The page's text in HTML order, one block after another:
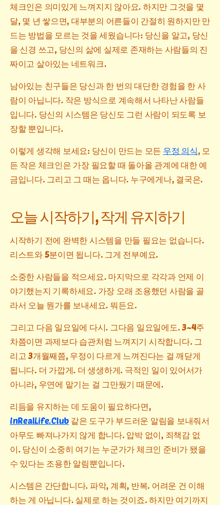
체크인은 의미있게 느껴지지 않아요. 하지만 그것을 몇
달, 몇 년 쌓으면, 대부분의 어른들이 간절히 원하지만 만
드는 방법을 모르는 것을 세웠습니다: 당신을 알고, 당신
을 신경 쓰고, 당신의 삶에 실제로 존재하는 사람들의 진
짜이고 살아있는 네트워크.
남아있는 친구들은 당신과 한 번의 대단한 경험을 한 사
람이 아닙니다. 작은 방식으로 계속해서 나타난 사람들
입니다. 당신의 시스템은 당신도 그런 사람이 되도록 보
장할 뿐입니다.
이렇게 생각해 보세요: 당신이 만드는 모든 우정 의식, 모
든 작은 체크인은 가장 필요할 때 돌아올 관계에 대한 예
금입니다. 그리고 그 때는 옵니다. 누구에게나, 결국은.
오늘 시작하기, 작게 유지하기
시작하기 전에 완벽한 시스템을 만들 필요는 없습니다.
리스트와 5분이면 됩니다. 그게 전부예요.
소중한 사람들을 적으세요. 마지막으로 각각과 언제 이
야기했는지 기록하세요. 가장 오래 조용했던 사람을 골
라서 오늘 뭔가를 보내세요. 뭐든요.
그리고 다음 일요일에 다시. 그다음 일요일에도. 3~4주
차쯤이면 과제보다 습관처럼 느껴지기 시작합니다. 그
리고 3개월째쯤, 우정이 다르게 느껴진다는 걸 깨닫게
됩니다. 더 가깝게. 더 생생하게. 극적인 일이 있어서가
아니라, 우연에 맡기는 걸 그만뒀기 때문에.
리듬을 유지하는 데 도움이 필요하다면,
InRealLife.Club 같은 도구가 부드러운 알림을 보내줘서
아무도 빠져나가지 않게 합니다. 압박 없이, 죄책감 없
이. 당신이 소중히 여기는 누군가가 체크인 준비가 됐을
수 있다는 조용한 알림뿐입니다.
시스템은 간단합니다. 파악, 계획, 반복. 어려운 건 이해
하는 게 아닙니다. 실제로 하는 것이죠. 하지만 여기까지